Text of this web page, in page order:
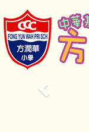
Previous